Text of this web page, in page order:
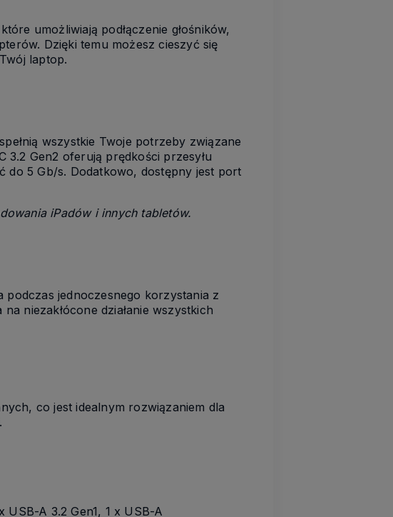
umożliwiają podłączenie głośników,
Dzięki temu możesz cieszyć się
laptop.
wszystkie Twoje potrzeby związane
3.2 Gen2 oferują prędkości przesyłu
do 5 Gb/s. Dodatkowo, dostępny jest port
iPadów i innych tabletów.
podczas jednoczesnego korzystania z
niezakłócone działanie wszystkich
co jest idealnym rozwiązaniem dla
A 3.2 Gen1, 1 x USB-A